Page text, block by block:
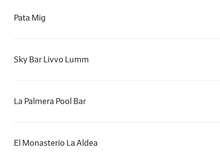
Pata Mig
Sky Bar Livvo Lumm
La Palmera Pool Bar
El Monasterio La Aldea